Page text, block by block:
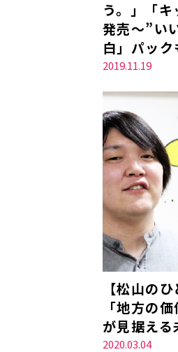
う。」「
発売～”い
白」パッ
2019.11.19
【松山の
「地方の
が見据える
2020.03.04